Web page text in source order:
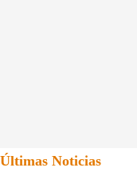
Últimas Noticias